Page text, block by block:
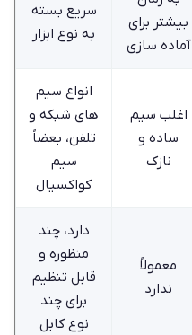
بیشتر برای
آماده سازی
سریع بسته
به نوع ابزار
اغلب سیم
ساده و
نازک
انواع سیم
های شبکه و
تلفن، بعضاً
سیم
کواکسیال
معمولاً
ندارد
دارد، چند
منظوره و
قابل تنظیم
برای چند
نوع کابل